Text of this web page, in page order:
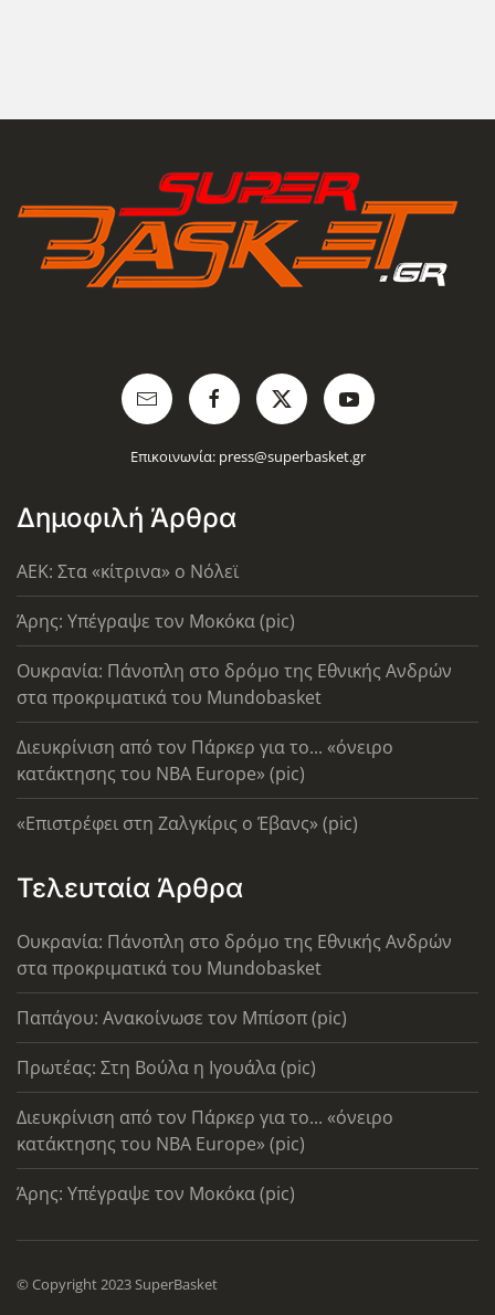
Επικοινωνία: press@superbasket.gr
Δημοφιλή Άρθρα
AEK: Στα «κίτρινα» ο Νόλεϊ
Άρης: Υπέγραψε τον Μοκόκα (pic)
Ουκρανία: Πάνοπλη στο δρόμο της Εθνικής Ανδρών
στα προκριματικά του Mundobasket
Διευκρίνιση από τον Πάρκερ για το... «όνειρο
κατάκτησης του ΝΒΑ Europe» (pic)
«Επιστρέφει στη Ζαλγκίρις ο Έβανς» (pic)
Τελευταία Άρθρα
Ουκρανία: Πάνοπλη στο δρόμο της Εθνικής Ανδρών
στα προκριματικά του Mundobasket
Παπάγου: Ανακοίνωσε τον Μπίσοπ (pic)
Πρωτέας: Στη Βούλα η Ιγουάλα (pic)
Διευκρίνιση από τον Πάρκερ για το... «όνειρο
κατάκτησης του ΝΒΑ Europe» (pic)
Άρης: Υπέγραψε τον Μοκόκα (pic)
© Copyright 2023 SuperBasket